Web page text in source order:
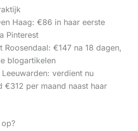
Haag: €86 in haar eerste
Pinterest
Roosendaal: €147 na 18 dagen,
blogartikelen
Leeuwarden: verdient nu
€312 per maand naast haar